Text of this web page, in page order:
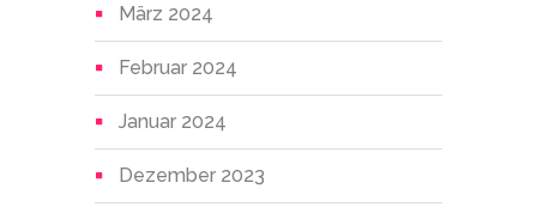
März 2024
Februar 2024
Januar 2024
Dezember 2023